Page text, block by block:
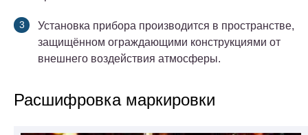
Установка прибора производится в пространстве,
защищённом ограждающими конструкциями от
внешнего воздействия атмосферы.
Расшифровка маркировки